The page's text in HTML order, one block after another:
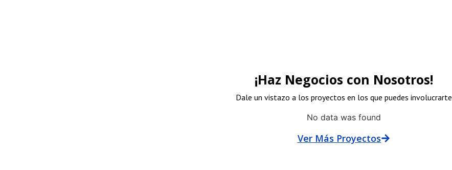
¡Haz Negocios con Nosotros!
Dale un vistazo a los proyectos en los que puedes involucrarte
No data was found
Ver Más Proyectos